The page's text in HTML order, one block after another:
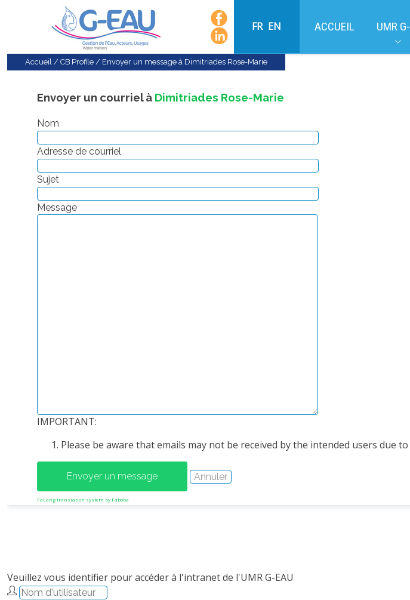
FR EN ACCUEIL UMR
Accueil / CB Profile / Envoyer un message à Dimitriades Rose-Marie
Envoyer un courriel à Dimitriades Rose-Marie
Nom
Adresse de courriel
Sujet
Message
IMPORTANT:
Please be aware that emails may not be received by the intended users due
FaLang translation system by Faboba
Veuillez vous identifier pour accéder à l'intranet de l'UMR G-EAU